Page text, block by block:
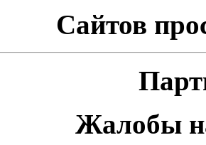
Сайтов
Жалобы